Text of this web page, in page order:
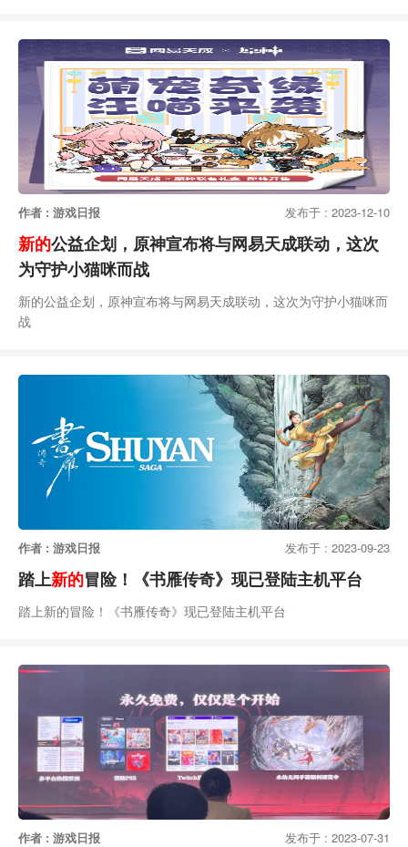
作者 : 游戏日报 发布于 : 2023-12-10
新的公益企划，原神宣布将与网易天成联动，这次
为守护小猫咪而战
新的公益企划，原神宣布将与网易天成联动，这次为守护小猫咪而
战
作者 : 游戏日报 发布于 : 2023-09-23
踏上新的冒险！《书雁传奇》现已登陆主机平台
踏上新的冒险！《书雁传奇》现已登陆主机平台
作者 : 游戏日报 发布于 : 2023-07-31